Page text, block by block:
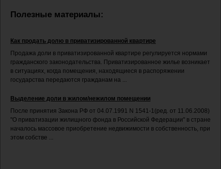
Полезные материалы:
Как продать долю в приватизированной квартире
Продажа доли в приватизированной квартире регулируется нормами
гражданского законодательства. Приватизированное жилье возникает
в ситуациях, когда помещения, находящиеся в распоряжении
государства передаются гражданам на ...
Выделение доли в жилом/нежилом помещении
После принятия Закона РФ от 04.07.1991 N 1541-1(ред. от 11.06.2008)
"О приватизации жилищного фонда в Российской Федерации" в стране
началось массовое приобретение недвижимости в собственность, при
этом собстве ...